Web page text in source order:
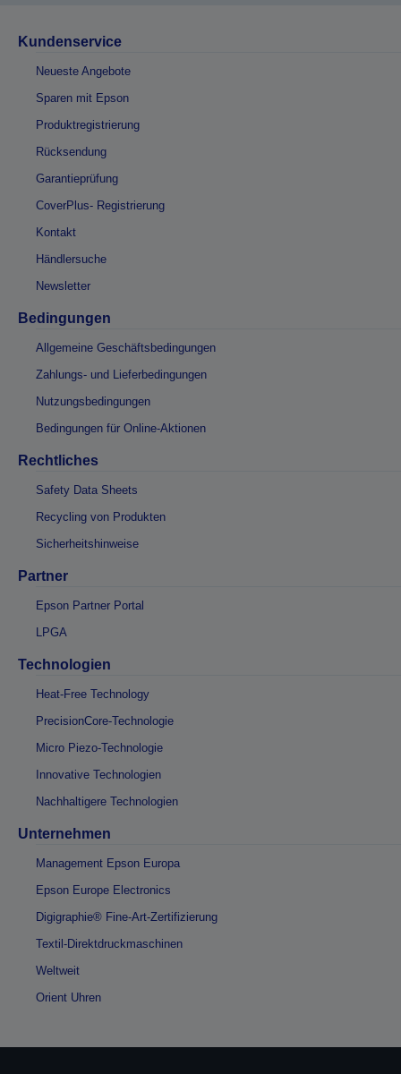
Kundenservice
Neueste Angebote
Sparen mit Epson
Produktregistrierung
Rücksendung
Garantieprüfung
CoverPlus- Registrierung
Kontakt
Händlersuche
Newsletter
Bedingungen
Allgemeine Geschäftsbedingungen
Zahlungs- und Lieferbedingungen
Nutzungsbedingungen
Bedingungen für Online-Aktionen
Rechtliches
Safety Data Sheets
Recycling von Produkten
Sicherheitshinweise
Partner
Epson Partner Portal
LPGA
Technologien
Heat-Free Technology
PrecisionCore-Technologie
Micro Piezo-Technologie
Innovative Technologien
Nachhaltigere Technologien
Unternehmen
Management Epson Europa
Epson Europe Electronics
Digigraphie® Fine-Art-Zertifizierung
Textil-Direktdruckmaschinen
Weltweit
Orient Uhren